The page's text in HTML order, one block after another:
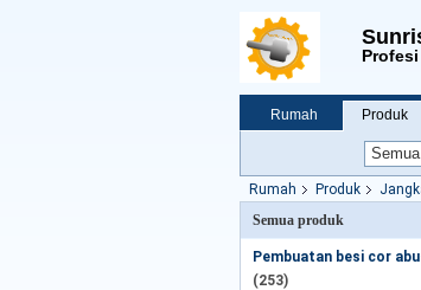
Rumah Produk
Rumah Produk
Semua produk
Pembuatan besi cor
(253)